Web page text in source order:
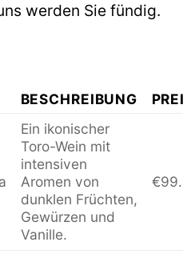
werden Sie fündig.
BESCHREIBUNG PREIS
Ein ikonischer
Toro-Wein mit
intensiven
Aromen von
dunklen Früchten,
Gewürzen und
Vanille.